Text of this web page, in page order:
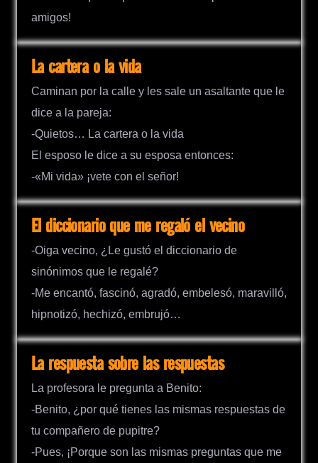
amigos!
La cartera o la vida
Caminan por la calle y les sale un asaltante que le
dice a la pareja:
-Quietos… La cartera o la vida
El esposo le dice a su esposa entonces:
-«Mi vida» ¡vete con el señor!
El diccionario que me regaló el vecino
-Oiga vecino, ¿Le gustó el diccionario de
sinónimos que le regalé?
-Me encantó, fascinó, agradó, embelesó, maravilló,
hipnotizó, hechizó, embrujó…
La respuesta sobre las respuestas
La profesora le pregunta a Benito:
-Benito, ¿por qué tienes las mismas respuestas de
tu compañero de pupitre?
-Pues, ¡Porque son las mismas preguntas que me